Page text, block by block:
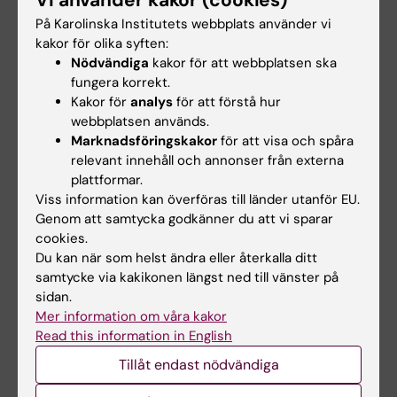
Obligatoriska utbildningsinslag är:
deltagande vid laborationer
Kursansvarig bedömer om och i så fall hur
frånvaro från obligatoriska utbildningsinslag
kan tas igen. Innan studenten deltagit i de
obligatoriska utbildningsinslagen eller tagit
igen frånvaro i enlighet med kursansvarigs
anvisningar kan inte studieresultaten
slutrapporteras. Frånvaro från ett obligatoriskt
utbildningsinslag kan innebära att den
studerande inte kan ta igen tillfället förrän
nästa gång kursen ges.
Examination
På Karolinska Institutets webbplats använder vi
kakor för olika syften:
Nödvändiga kakor för att webbplatsen ska
fungera korrekt.
Kakor för analys för att förstå hur
webbplatsen används.
Marknadsföringskakor för att visa och spåra
relevant innehåll och annonser från externa
plattformar.
Viss information kan överföras till länder utanför EU.
Genom att samtycka godkänner du att vi sparar
cookies.
Du kan när som helst ändra eller återkalla ditt
samtycke via kakikonen längst ned till vänster på
sidan.
Mer information om våra kakor
Read this information in English
Tillåt endast nödvändiga